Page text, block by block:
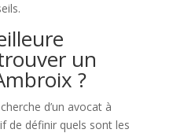
un
?
d’un avocat à
de définir quels sont les